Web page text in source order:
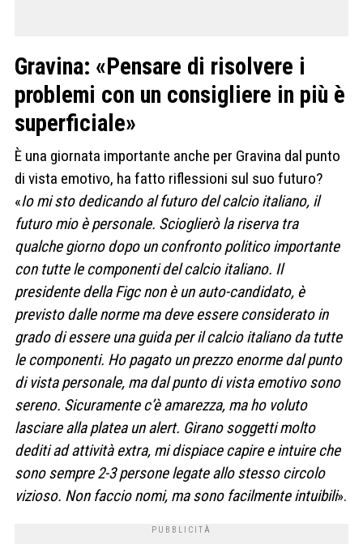
Gravina: «Pensare di risolvere i
problemi con un consigliere in più è
superficiale»
È una giornata importante anche per Gravina dal punto
di vista emotivo, ha fatto riflessioni sul suo futuro?
«Io mi sto dedicando al futuro del calcio italiano, il
futuro mio è personale. Scioglierò la riserva tra
qualche giorno dopo un confronto politico importante
con tutte le componenti del calcio italiano. Il
presidente della Figc non è un auto-candidato, è
previsto dalle norme ma deve essere considerato in
grado di essere una guida per il calcio italiano da tutte
le componenti. Ho pagato un prezzo enorme dal punto
di vista personale, ma dal punto di vista emotivo sono
sereno. Sicuramente c’è amarezza, ma ho voluto
lasciare alla platea un alert. Girano soggetti molto
dediti ad attività extra, mi dispiace capire e intuire che
sono sempre 2-3 persone legate allo stesso circolo
vizioso. Non faccio nomi, ma sono facilmente intuibili».